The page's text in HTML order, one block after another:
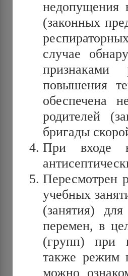
недопущения
(законных
случае
повышения
обеспечена
родителей
бригады
При входе
Пересмотрен
учебных
(занятия)
перемен, в
(групп) при
также режим
можно